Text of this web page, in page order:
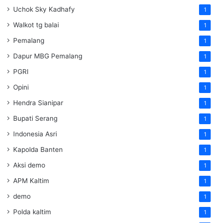
Uchok Sky Kadhafy 1
Walkot tg balai 1
Pemalang 1
Dapur MBG Pemalang 1
PGRI 1
Opini 1
Hendra Sianipar 1
Bupati Serang 1
Indonesia Asri 1
Kapolda Banten 1
Aksi demo 1
APM Kaltim 1
demo 1
Polda kaltim 1